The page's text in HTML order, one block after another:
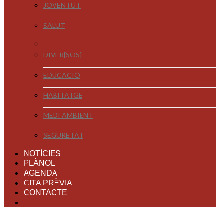
JOVENTUT
SALUT
DIVER[SOS]
EDUCACIÓ
HABITATGE
MEDI AMBIENT
SEGURETAT
NOTÍCIES
PLÀNOL
AGENDA
CITA PRÈVIA
CONTACTE